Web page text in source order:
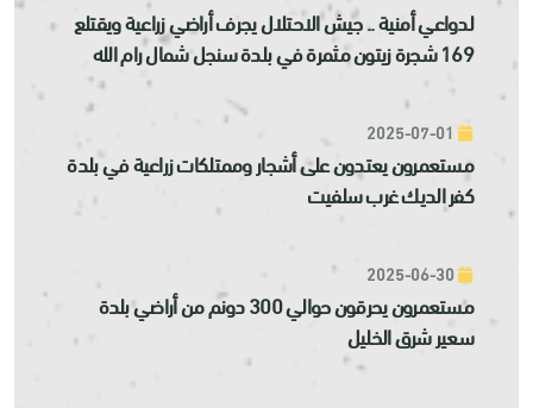
لدواعي أمنية .. جيش الاحتلال يجرف أراضي زراعية ويقتلع
169 شجرة زيتون مثمرة في بلدة سنجل شمال رام الله
مستعمرون يعتدون على أشجار وممتلكات زراعية في بلدة
كفر الديك غرب سلفيت
مستعمرون يحرقون حوالي 300 دونم من أراضي بلدة
سعير شرق الخليل